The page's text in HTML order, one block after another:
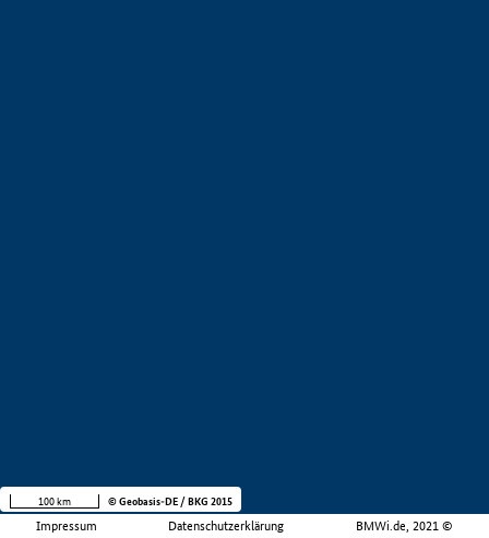
Impressum Datenschutzerklärung BMWi.de, 2021 ©
100 km © Geobasis-DE / BKG 2015